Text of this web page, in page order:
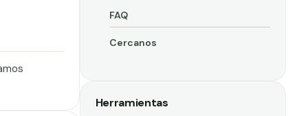
FAQ
Cercanos
Herramientas